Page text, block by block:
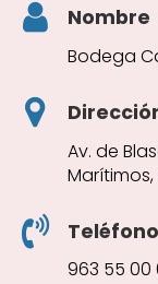
Nombre
Bodega
Av. de
Teléfono
963 55 00